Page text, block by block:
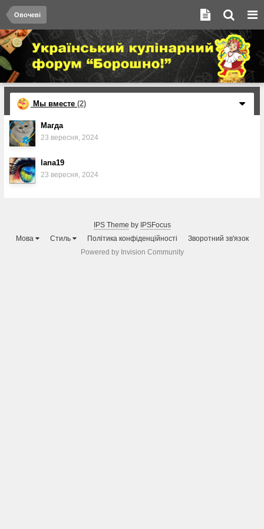
Овочеві
Мы вместе (2)
Магда
23 вересня, 2024
lana19
23 вересня, 2024
IPS Theme by IPSFocus
Мова
Стиль Політика конфіденційності
Зворотний зв'язок
Powered by Invision Community